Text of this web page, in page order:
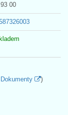
00
)